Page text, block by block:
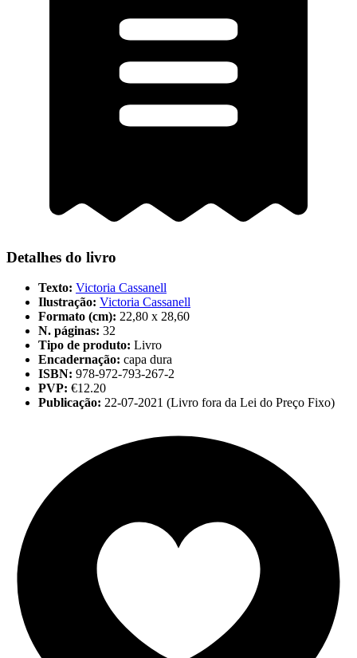
Detalhes do livro
Texto: Victoria Cassanell
Ilustração: Victoria Cassanell
Formato (cm): 22,80 x 28,60
N. páginas: 32
Tipo de produto: Livro
Encadernação: capa dura
ISBN: 978-972-793-267-2
PVP: €12.20
Publicação: 22-07-2021 (Livro fora da Lei do Preço Fixo)